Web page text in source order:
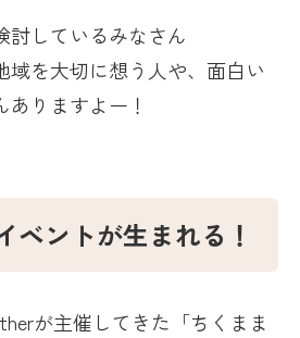
討しているみなさん
域を大切に想う人や、面白い
りますよー！
ベントが生まれる！
が主催してきた「ちくまま